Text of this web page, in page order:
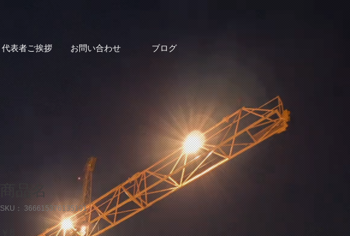
代表者ご挨拶 お問い合わせ ブログ
商品名
SKU： 366615376135191